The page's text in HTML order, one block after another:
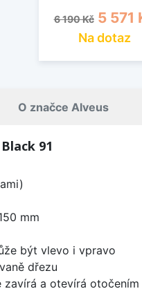
Běžná cena
6 190 Kč Cena
5 571
Na dotaz
O značce Alveus
91
mm
být vlevo i vpravo
dřezu
a otevírá